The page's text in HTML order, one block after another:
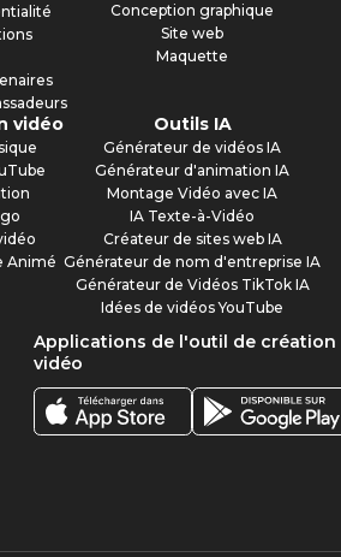
Conception graphique
Site web
Maquette
vidéo
Animé
Outils IA
Générateur de vidéos IA
Générateur d'animation IA
Montage Vidéo avec IA
IA Texte-à-Vidéo
Créateur de sites web IA
Générateur de nom d'entreprise IA
Générateur de Vidéos TikTok IA
Idées de vidéos YouTube
Applications de l'outil de création
vidéo